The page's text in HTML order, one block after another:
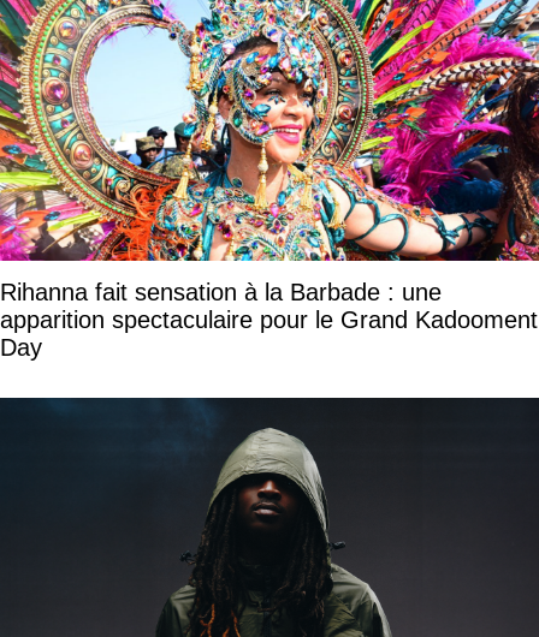
Rihanna fait sensation à la Barbade : une
apparition spectaculaire pour le Grand Kadooment
Day